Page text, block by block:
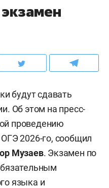
будут сдавать
Об этом на пресс-
проведению
2026-го, сообщил
Музаев. Экзамен по
языка и